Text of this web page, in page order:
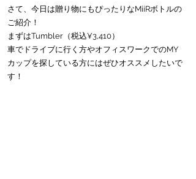
さて、今日は贈り物にもぴったりなMiiRボトルの
ご紹介！
まずはTumbler（税込¥3,410）
車でドライブに行く方やオフィスワークでのMY
カップを探している方にはぜひオススメしたいで
す！